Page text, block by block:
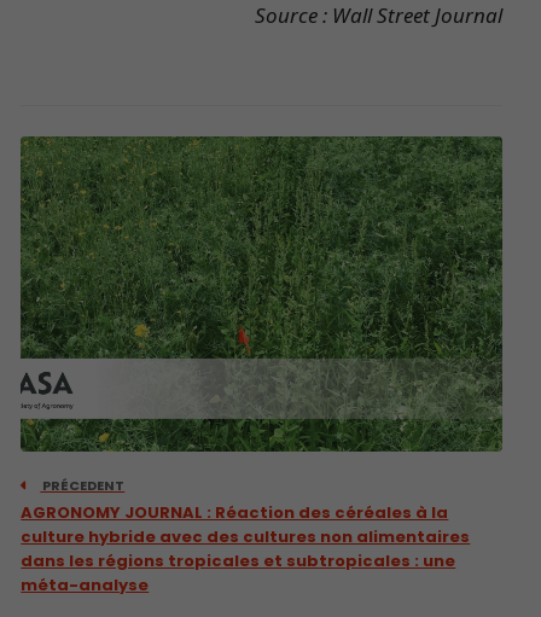
Source : Wall Street Journal
PRÉCEDENT
AGRONOMY JOURNAL : Réaction des céréales à la
culture hybride avec des cultures non alimentaires
dans les régions tropicales et subtropicales : une
méta-analyse